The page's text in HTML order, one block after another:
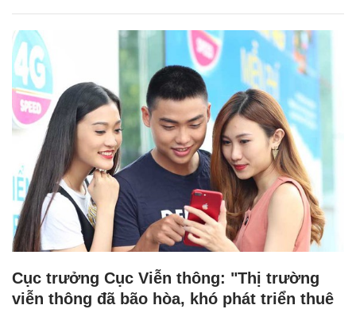
Cục trưởng Cục Viễn thông: "Thị trường
viễn thông đã bão hòa, khó phát triển thuê